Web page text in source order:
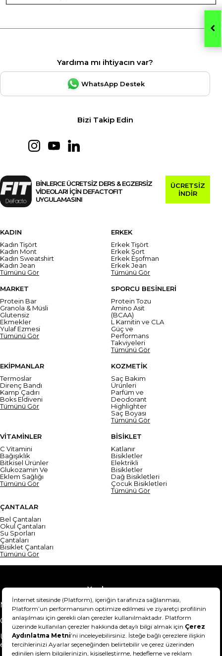
Yardıma mı ihtiyacın var?
WhatsApp Destek
Bizi Takip Edin
BİNLERCE ÜCRETSİZ DERS & EGZERSİZ
VİDEOLARI İÇİN DEFACTOFIT
UYGULAMASINI
ÜCRETSİZ
İNDİR
KADIN
Kadın Tişört
Kadın Mont
Kadın Sweatshirt
Kadın Jean
Tümünü Gör
ERKEK
Erkek Tişört
Erkek Şort
Erkek Eşofman
Erkek Jean
Tümünü Gör
MARKET
Protein Bar
Granola & Müsli
Glutensiz
Ekmekler
Yulaf Ezmesi
Tümünü Gör
SPORCU BESİNLERİ
Protein Tozu
Amino Asit
(BCAA)
L Karnitin ve CLA
Güç ve
Performans
Takviyeleri
Tümünü Gör
EKİPMANLAR
Termoslar
Direnç Bandı
Kamp Çadırı
Boks Eldiveni
Tümünü Gör
KOZMETİK
Saç Bakım
Ürünleri
Parfüm ve
Deodorant
Highlighter
Saç Boyası
Tümünü Gör
VİTAMİNLER
C Vitamini
Bağışıklık
Bitkisel Ürünler
Glukozamin Ve
Eklem Sağlığı
Tümünü Gör
BİSİKLET
Katlanır
Bisikletler
Elektrikli
Bisikletler
Dağ Bisikletleri
Çocuk Bisikletleri
Tümünü Gör
ÇANTALAR
Bel Çantaları
Okul Çantaları
Su Sporları
Çantaları
Bisiklet Çantaları
Tümünü Gör
Yardım
Mesafeli Satış Sözleşmesi
Teslimat Bilgisi
Gizlilik Sözleşmesi
Şartlar & Koşullar
Ürünümü nasıl iade
edebilirim?
Hakkımızda